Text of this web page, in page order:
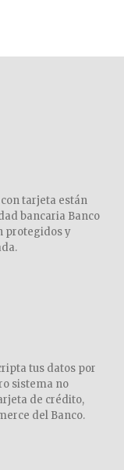
tarjeta están
bancaria Banco
protegidos y
tus datos por
sistema no
de crédito,
del Banco.